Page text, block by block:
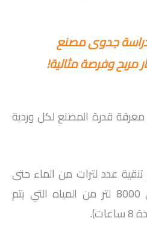
جدوى مصنع
مربح وفرصة مثالية!
قدرة المصنع لكل وردية
عدد لترات من الماء حتى
1000 لتر في الساعة. أي 8000 لتر من المياه التي يتم